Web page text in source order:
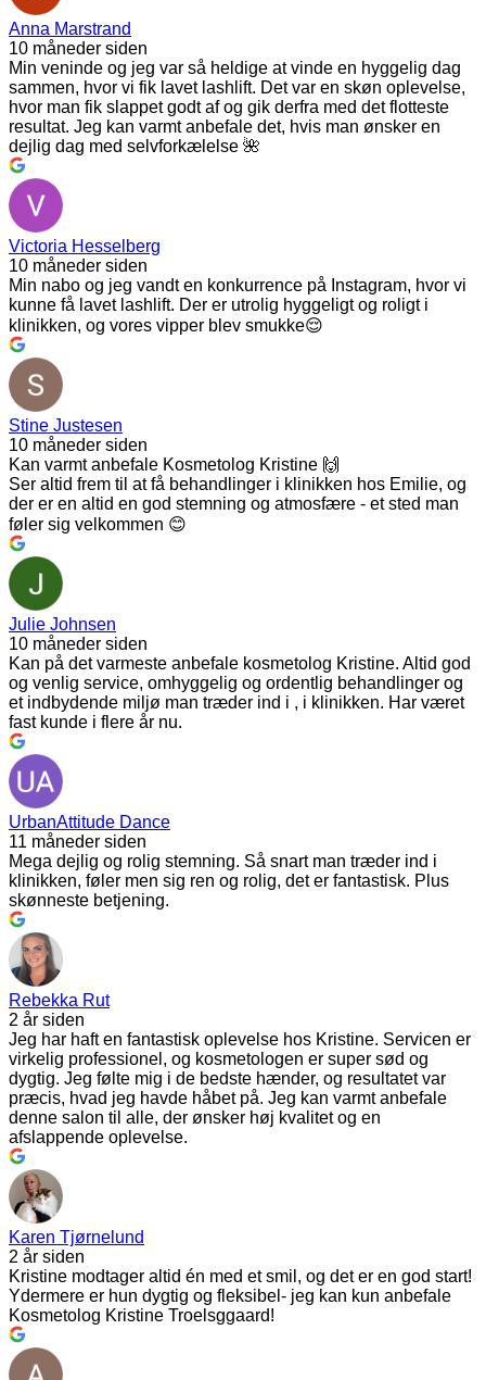
Anna Marstrand
10 måneder siden
Min veninde og jeg var så heldige at vinde en hyggelig dag
sammen, hvor vi fik lavet lashlift. Det var en skøn oplevelse,
hvor man fik slappet godt af og gik derfra med det flotteste
resultat. Jeg kan varmt anbefale det, hvis man ønsker en
dejlig dag med selvforkælelse 🌺
Victoria Hesselberg
10 måneder siden
Min nabo og jeg vandt en konkurrence på Instagram, hvor vi
kunne få lavet lashlift. Der er utrolig hyggeligt og roligt i
klinikken, og vores vipper blev smukke😌
Stine Justesen
10 måneder siden
Kan varmt anbefale Kosmetolog Kristine 🙌
Ser altid frem til at få behandlinger i klinikken hos Emilie, og
der er en altid en god stemning og atmosfære - et sted man
føler sig velkommen 😊
Julie Johnsen
10 måneder siden
Kan på det varmeste anbefale kosmetolog Kristine. Altid god
og venlig service, omhyggelig og ordentlig behandlinger og
et indbydende miljø man træder ind i , i klinikken. Har været
fast kunde i flere år nu.
UrbanAttitude Dance
11 måneder siden
Mega dejlig og rolig stemning. Så snart man træder ind i
klinikken, føler men sig ren og rolig, det er fantastisk. Plus
skønneste betjening.
Rebekka Rut
2 år siden
Jeg har haft en fantastisk oplevelse hos Kristine. Servicen er
virkelig professionel, og kosmetologen er super sød og
dygtig. Jeg følte mig i de bedste hænder, og resultatet var
præcis, hvad jeg havde håbet på. Jeg kan varmt anbefale
denne salon til alle, der ønsker høj kvalitet og en
afslappende oplevelse.
Karen Tjørnelund
2 år siden
Kristine modtager altid én med et smil, og det er en god start!
Ydermere er hun dygtig og fleksibel- jeg kan kun anbefale
Kosmetolog Kristine Troelsggaard!